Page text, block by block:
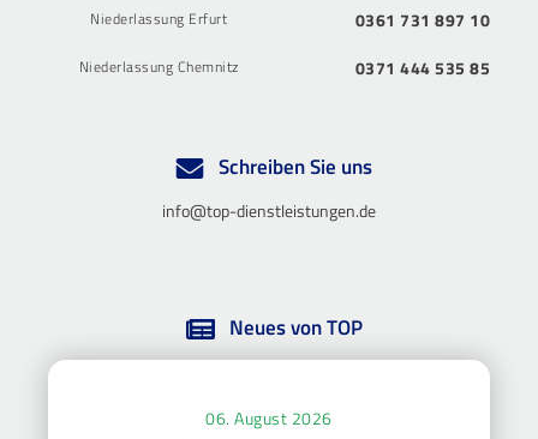
Niederlassung Erfurt 0361 731 897 10
Niederlassung Chemnitz 0371 444 535 85
Schreiben Sie uns
info@top-dienstleistungen.de
Neues von TOP
06. August 2026